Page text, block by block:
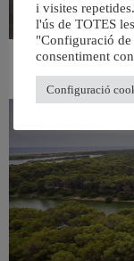
València ultima el nou
i visites
l'ús de TOTES
"Configuració de
consentiment
Configuració